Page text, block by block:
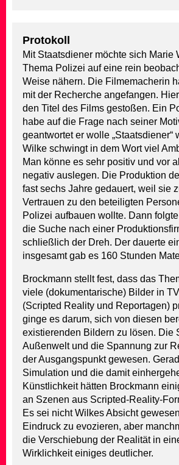
Protokoll
Mit Staatsdiener möchte sich Marie
Thema Polizei auf eine rein
Weise nähern. Die Filmemacherin
mit der Recherche angefangen.
den Titel des Films gestoßen. Ein
habe auf die Frage nach seiner
geantwortet er wolle „Staatsdiener“
Wilke schwingt in dem Wort viel
Man könne es sehr positiv und vor
negativ auslegen. Die Produktion
fast sechs Jahre gedauert, weil sie
Vertrauen zu den beteiligten
Polizei aufbauen wollte. Dann
die Suche nach einer
schließlich der Dreh. Der dauerte
insgesamt gab es 160 Stunden
Brockmann stellt fest, dass das
viele (dokumentarische) Bilder in
(Scripted Reality und Reportagen)
ginge es darum, sich von diesen
existierenden Bildern zu lösen. Die
Außenwelt und die Spannung zur
der Ausgangspunkt gewesen.
Simulation und die damit
Künstlichkeit hätten Brockmann
an Szenen aus Scripted-Reality-
Es sei nicht Wilkes Absicht
Eindruck zu evozieren, aber
die Verschiebung der Realität in
Wirklichkeit einiges deutlicher.